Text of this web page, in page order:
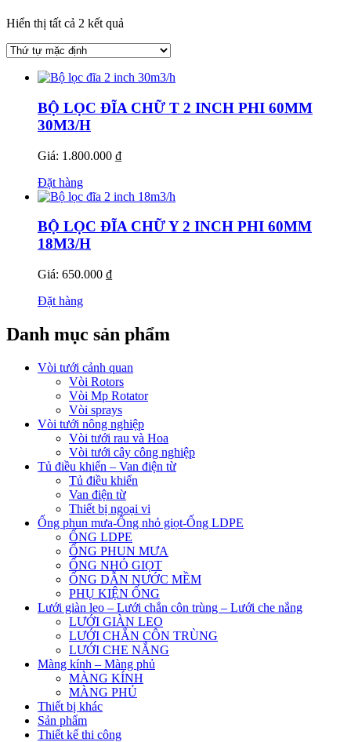
Hiển thị tất cả 2 kết quả
BỘ LỌC ĐĨA CHỮ T 2 INCH PHI 60MM
30M3/H
Giá: 1.800.000 ₫
Đặt hàng
BỘ LỌC ĐĨA CHỮ Y 2 INCH PHI 60MM
18M3/H
Giá: 650.000 ₫
Đặt hàng
Danh mục sản phẩm
Vòi tưới cảnh quan
Vòi Rotors
Vòi Mp Rotator
Vòi sprays
Vòi tưới nông nghiệp
Vòi tưới rau và Hoa
Vòi tưới cây công nghiệp
Tủ điều khiển – Van điện từ
Tủ điều khiển
Van điện từ
Thiết bị ngoại vi
Ống phun mưa-Ống nhỏ giọt-Ống LDPE
ỐNG LDPE
ỐNG PHUN MƯA
ỐNG NHỎ GIỌT
ỐNG DẪN NƯỚC MỀM
PHỤ KIỆN ỐNG
Lưới giàn leo – Lưới chắn côn trùng – Lưới che nắng
LƯỚI GIÀN LEO
LƯỚI CHẮN CÔN TRÙNG
LƯỚI CHE NẮNG
Màng kính – Màng phủ
MÀNG KÍNH
MÀNG PHỦ
Thiết bị khác
Sản phẩm
Thiết kế thi công